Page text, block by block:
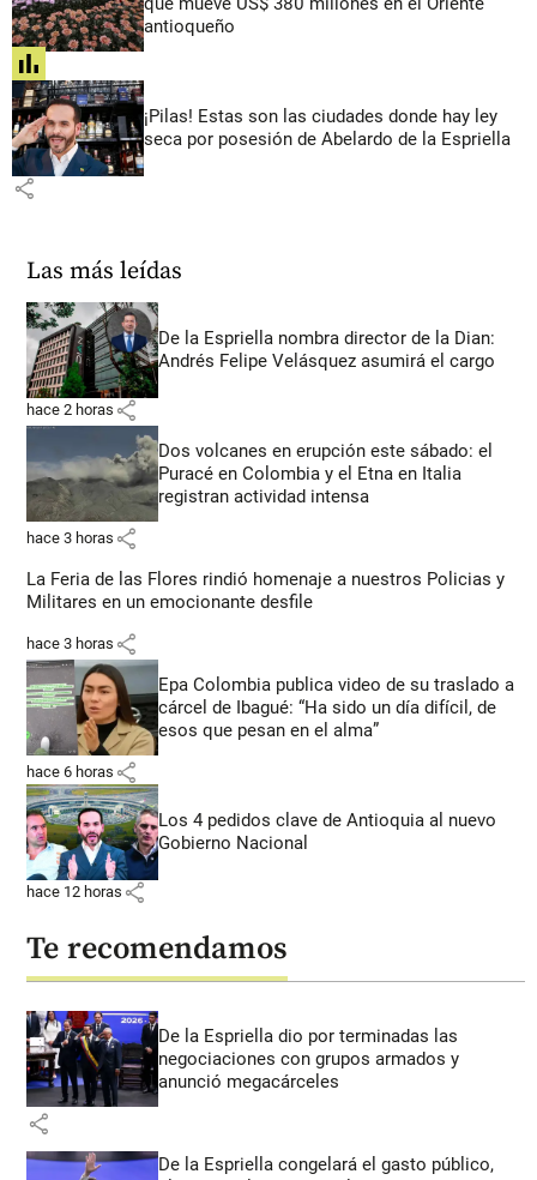
antioqueño
share
¡Pilas! Estas son las ciudades donde hay ley
seca por posesión de Abelardo de la Espriella
share
Las más leídas
De la Espriella nombra director de la Dian:
Andrés Felipe Velásquez asumirá el cargo
hace 2 horas share
Dos volcanes en erupción este sábado: el
Puracé en Colombia y el Etna en Italia
registran actividad intensa
hace 3 horas share
La Feria de las Flores rindió homenaje a nuestros Policias y
Militares en un emocionante desfile
hace 3 horas share
Epa Colombia publica video de su traslado a
cárcel de Ibagué: “Ha sido un día difícil, de
esos que pesan en el alma”
hace 6 horas share
Los 4 pedidos clave de Antioquia al nuevo
Gobierno Nacional
hace 12 horas share
Te recomendamos
De la Espriella dio por terminadas las
negociaciones con grupos armados y
anunció megacárceles
share
De la Espriella congelará el gasto público,